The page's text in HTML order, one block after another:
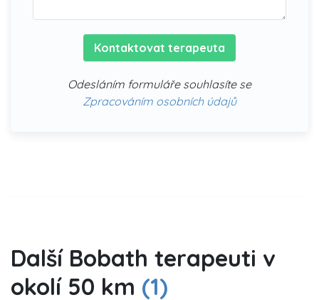
Kontaktovat terapeuta
Odesláním formuláře souhlasíte se
Zpracováním osobních údajů
Další Bobath terapeuti v
okolí 50 km (1)